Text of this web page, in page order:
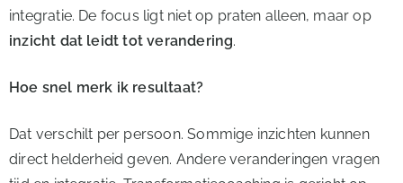
integratie. De focus ligt niet op praten alleen, maar op
inzicht dat leidt tot verandering.
Hoe snel merk ik resultaat?
Dat verschilt per persoon. Sommige inzichten kunnen
direct helderheid geven. Andere veranderingen vragen